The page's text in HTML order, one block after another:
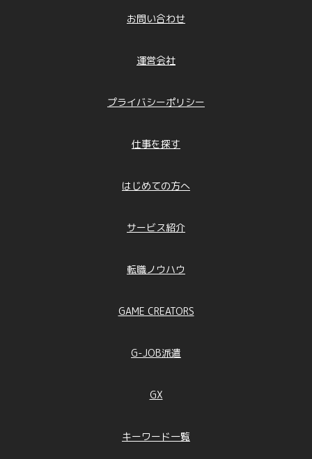
お問い合わせ
運営会社
プライバシーポリシー
仕事を探す
はじめての方へ
サービス紹介
転職ノウハウ
GAME CREATORS
G-JOB派遣
GX
キーワード一覧